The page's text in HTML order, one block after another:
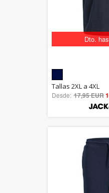
Dto.
5.00
out
Tallas 2XL a 4XL
Desde: 17,95 EUR